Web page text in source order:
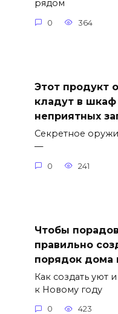
рядом
0 364
Этот продукт
кладут в шкаф
неприятных
Секретное
—
0 241
Чтобы
правильно
порядок дома
Как создать уют
к Новому году
0 423